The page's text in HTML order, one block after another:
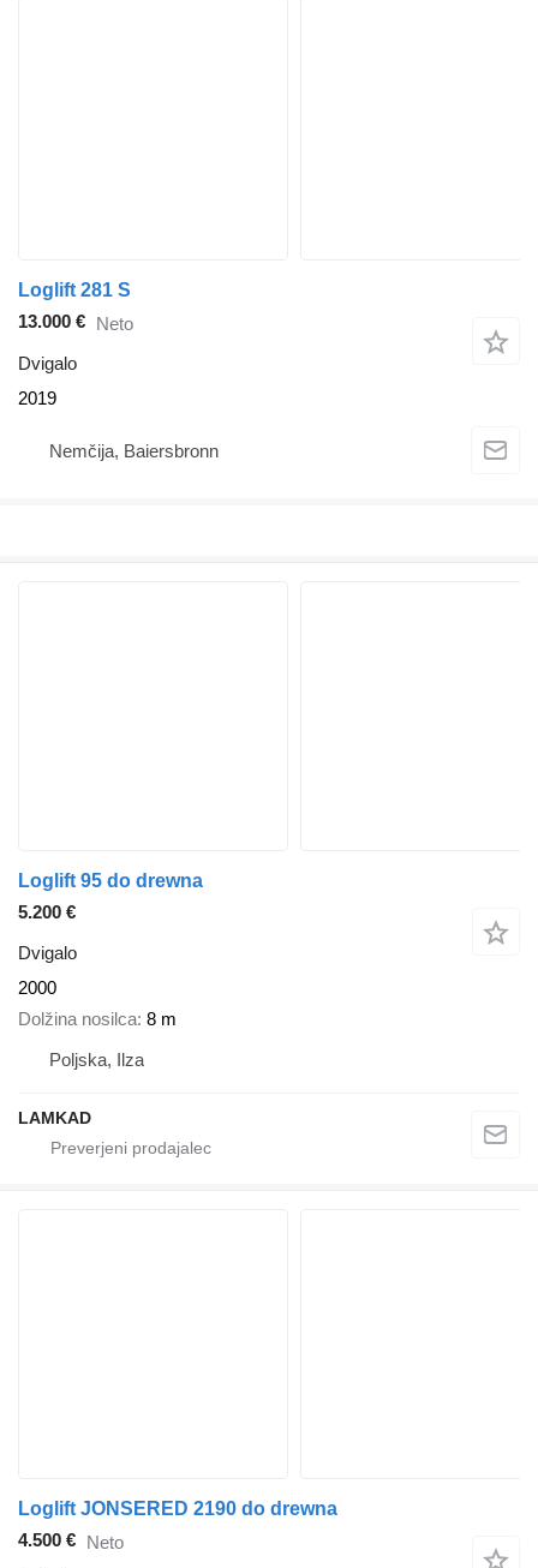
Loglift 281 S
13.000 € Neto
Dvigalo
2019
Nemčija, Baiersbronn
Loglift 95 do drewna
5.200 €
Dvigalo
2000
Dolžina nosilca 8 m
Poljska, Ilza
LAMKAD
Loglift JONSERED 2190 do drewna
4.500 € Neto